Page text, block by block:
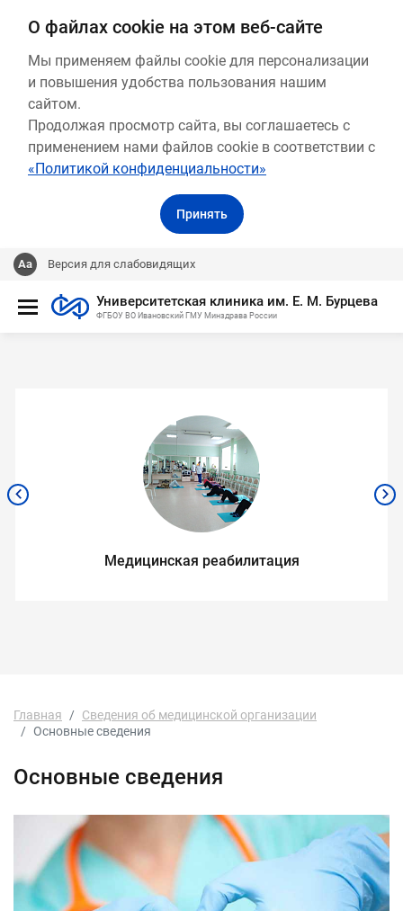
О файлах cookie на этом веб-сайте
Мы применяем файлы cookie для персонализации
и повышения удобства пользования нашим
сайтом.
Продолжая просмотр сайта, вы соглашаетесь с
применением нами файлов cookie в соответствии с
«Политикой конфиденциальности»
Принять
Версия для слабовидящих
Университетская клиника им. Е. М. Бурцева
ФГБОУ ВО Ивановский ГМУ Минздрава России
Медицинская реабилитация
Главная
Сведения об медицинской организации
Основные сведения
Основные сведения